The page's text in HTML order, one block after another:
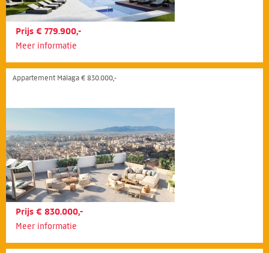
Prijs € 779.900,-
Meer informatie
Appartement Málaga € 830.000,-
Prijs € 830.000,-
Meer informatie